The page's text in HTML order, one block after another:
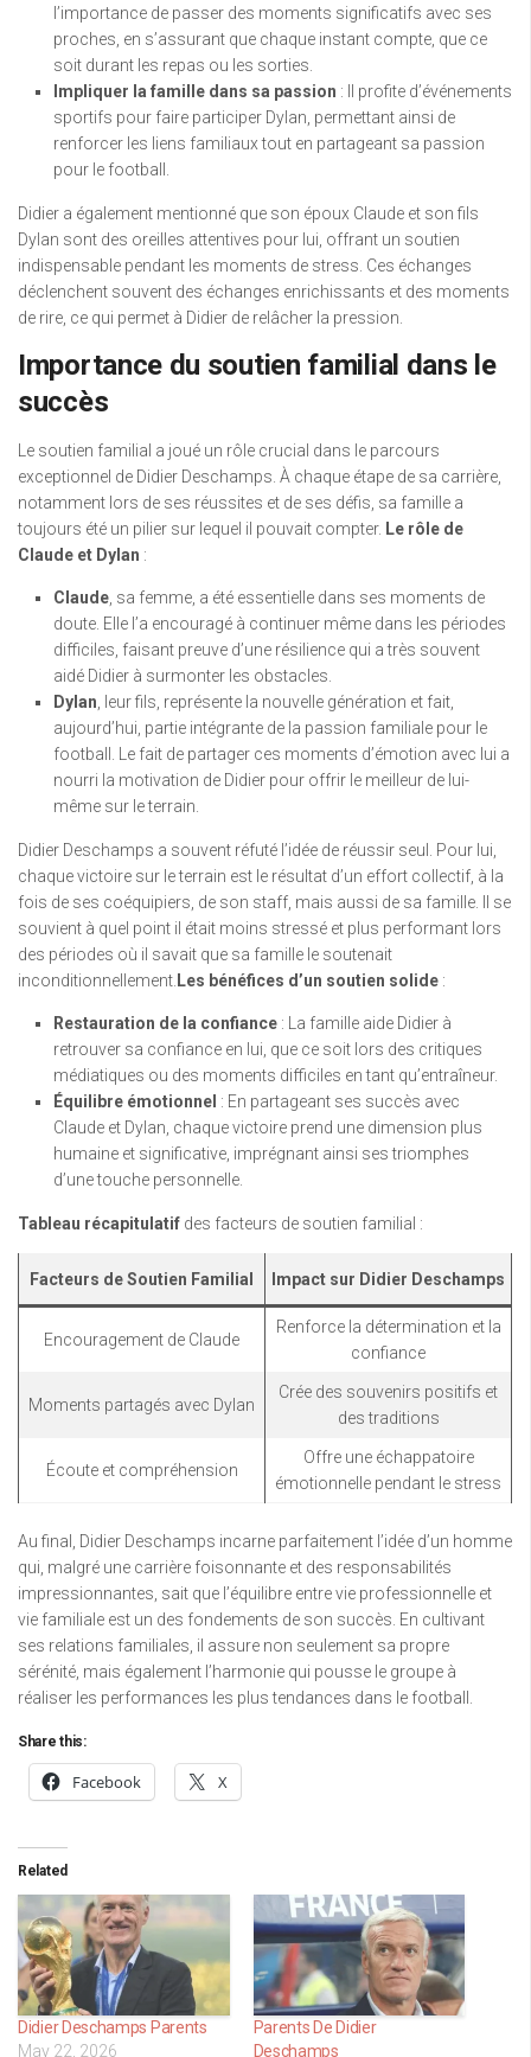
l’importance de passer des moments significatifs avec ses
proches, en s’assurant que chaque instant compte, que ce
soit durant les repas ou les sorties.
Impliquer la famille dans sa passion : Il profite d’événements
sportifs pour faire participer Dylan, permettant ainsi de
renforcer les liens familiaux tout en partageant sa passion
pour le football.
Didier a également mentionné que son époux Claude et son fils
Dylan sont des oreilles attentives pour lui, offrant un soutien
indispensable pendant les moments de stress. Ces échanges
déclenchent souvent des échanges enrichissants et des moments
de rire, ce qui permet à Didier de relâcher la pression.
Importance du soutien familial dans le
succès
Le soutien familial a joué un rôle crucial dans le parcours
exceptionnel de Didier Deschamps. À chaque étape de sa carrière,
notamment lors de ses réussites et de ses défis, sa famille a
toujours été un pilier sur lequel il pouvait compter. Le rôle de
Claude et Dylan :
Claude , sa femme, a été essentielle dans ses moments de
doute. Elle l’a encouragé à continuer même dans les périodes
difficiles, faisant preuve d’une résilience qui a très souvent
aidé Didier à surmonter les obstacles.
Dylan , leur fils, représente la nouvelle génération et fait,
aujourd’hui, partie intégrante de la passion familiale pour le
football. Le fait de partager ces moments d’émotion avec lui a
nourri la motivation de Didier pour offrir le meilleur de lui-
même sur le terrain.
Didier Deschamps a souvent réfuté l’idée de réussir seul. Pour lui,
chaque victoire sur le terrain est le résultat d’un effort collectif, à la
fois de ses coéquipiers, de son staff, mais aussi de sa famille. Il se
souvient à quel point il était moins stressé et plus performant lors
des périodes où il savait que sa famille le soutenait
inconditionnellement. Les bénéfices d’un soutien solide :
Restauration de la confiance : La famille aide Didier à
retrouver sa confiance en lui, que ce soit lors des critiques
médiatiques ou des moments difficiles en tant qu’entraîneur.
Équilibre émotionnel : En partageant ses succès avec
Claude et Dylan, chaque victoire prend une dimension plus
humaine et significative, imprégnant ainsi ses triomphes
d’une touche personnelle.
Tableau récapitulatif des facteurs de soutien familial :
Facteurs de Soutien Familial Impact sur Didier Deschamps
Encouragement de Claude
Renforce la détermination et la
confiance
Moments partagés avec Dylan
Crée des souvenirs positifs et
des traditions
Écoute et compréhension
Offre une échappatoire
émotionnelle pendant le stress
Au final, Didier Deschamps incarne parfaitement l’idée d’un homme
qui, malgré une carrière foisonnante et des responsabilités
impressionnantes, sait que l’équilibre entre vie professionnelle et
vie familiale est un des fondements de son succès. En cultivant
ses relations familiales, il assure non seulement sa propre
sérénité, mais également l’harmonie qui pousse le groupe à
réaliser les performances les plus tendances dans le football.
Share this:
Facebook X
Related
Didier Deschamps Parents
May 22, 2026
Parents De Didier
Deschamps